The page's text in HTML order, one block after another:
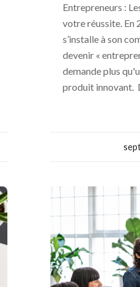
Entrepreneurs :
votre réussite. En
s’installe à son
devenir «
demande plus
produit innovant.